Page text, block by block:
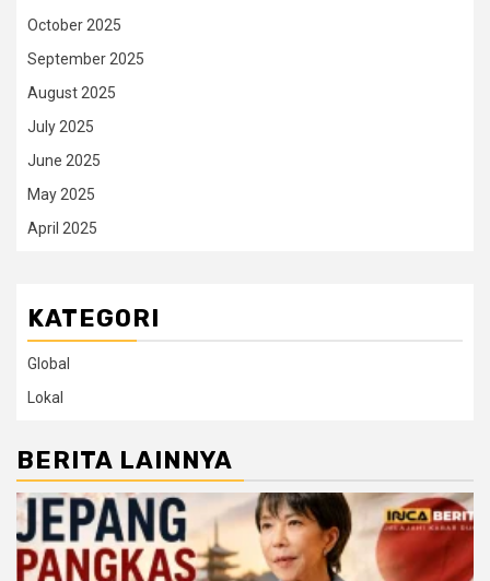
October 2025
September 2025
August 2025
July 2025
June 2025
May 2025
April 2025
KATEGORI
Global
Lokal
BERITA LAINNYA